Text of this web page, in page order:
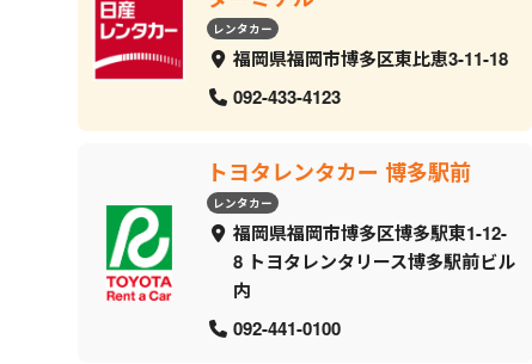
レンタカー
福岡県福岡市博多区東比恵3-11-18
092-433-4123
トヨタレンタカー 博多駅前
レンタカー
福岡県福岡市博多区博多駅東1-12-
8 トヨタレンタリース博多駅前ビル
内
092-441-0100